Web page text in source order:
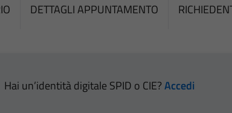
DETTAGLI APPUNTAMENTO
Hai un’identità digitale SPID o CIE?Accedi